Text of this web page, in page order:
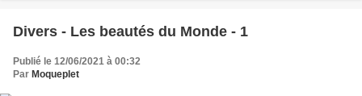
Divers - Les beautés du Monde - 1
Publié le 12/06/2021 à 00:32
Par Moqueplet